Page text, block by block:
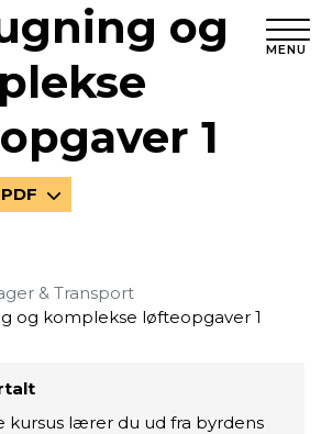
MENU
og
1
& Transport
og komplekse løfteopgaver 1
kursus lærer du ud fra byrdens